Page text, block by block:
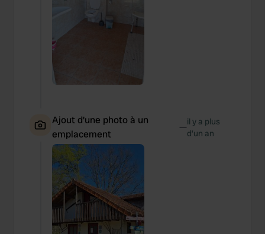
Ajout d'une photo à un
emplacement
—il y a plus
d’un an